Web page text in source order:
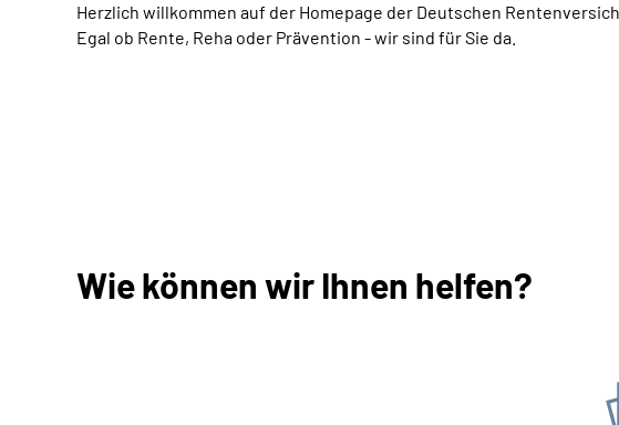
Herzlich willkommen auf der Homepage der Deutschen
Egal ob Rente, Reha oder Prävention - wir sind für Sie da.
Wie können wir Ihnen helfen?